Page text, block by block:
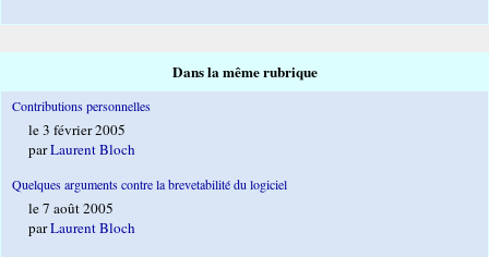
Dans la même rubrique
Contributions personnelles
le 3 février 2005
parLaurent Bloch
Quelques arguments contre la brevetabilité du logiciel
le 7 août 2005
parLaurent Bloch